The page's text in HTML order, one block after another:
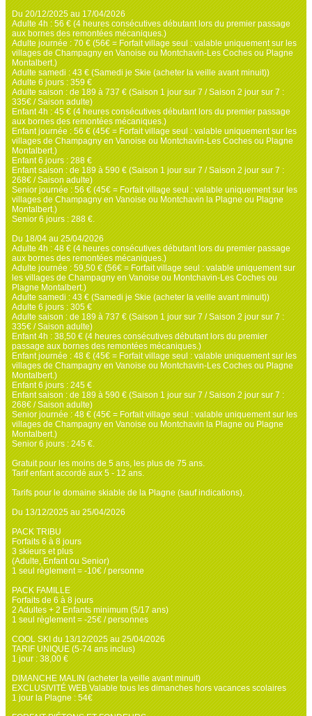
Du 20/12/2025 au 17/04/2026
Adulte 4h : 56 € (4 heures consécutives débutant lors du premier passage
aux bornes des remontées mécaniques.)
Adulte journée : 70 € (56€ = Forfait village seul : valable uniquement sur les
villages de Champagny en Vanoise ou Montchavin-Les Coches ou Plagne
Montalbert.)
Adulte samedi : 43 € (Samedi je Skie (acheter la veille avant minuit))
Adulte 6 jours : 359 €
Adulte saison : de 189 à 737 € (Saison 1 jour sur 7 / Saison 2 jour sur 7 :
335€ / Saison adulte)
Enfant 4h : 45 € (4 heures consécutives débutant lors du premier passage
aux bornes des remontées mécaniques.)
Enfant journée : 56 € (45€ = Forfait village seul : valable uniquement sur les
villages de Champagny en Vanoise ou Montchavin-Les Coches ou Plagne
Montalbert.)
Enfant 6 jours : 288 €
Enfant saison : de 189 à 590 € (Saison 1 jour sur 7 / Saison 2 jour sur 7 :
268€ / Saison adulte)
Senior journée : 56 € (45€ = Forfait village seul : valable uniquement sur les
villages de Champagny en Vanoise ou Montchavin la Plagne ou Plagne
Montalbert.)
Senior 6 jours : 288 €.
Du 18/04 au 25/04/2026
Adulte 4h : 48 € (4 heures consécutives débutant lors du premier passage
aux bornes des remontées mécaniques.)
Adulte journée : 59,50 € (56€ = Forfait village seul : valable uniquement sur
les villages de Champagny en Vanoise ou Montchavin-Les Coches ou
Plagne Montalbert.)
Adulte samedi : 43 € (Samedi je Skie (acheter la veille avant minuit))
Adulte 6 jours : 305 €
Adulte saison : de 189 à 737 € (Saison 1 jour sur 7 / Saison 2 jour sur 7 :
335€ / Saison adulte)
Enfant 4h : 38,50 € (4 heures consécutives débutant lors du premier
passage aux bornes des remontées mécaniques.)
Enfant journée : 48 € (45€ = Forfait village seul : valable uniquement sur les
villages de Champagny en Vanoise ou Montchavin-Les Coches ou Plagne
Montalbert.)
Enfant 6 jours : 245 €
Enfant saison : de 189 à 590 € (Saison 1 jour sur 7 / Saison 2 jour sur 7 :
268€ / Saison adulte)
Senior journée : 48 € (45€ = Forfait village seul : valable uniquement sur les
villages de Champagny en Vanoise ou Montchavin la Plagne ou Plagne
Montalbert.)
Senior 6 jours : 245 €.
Gratuit pour les moins de 5 ans, les plus de 75 ans.
Tarif enfant accordé aux 5 - 12 ans.
Tarifs pour le domaine skiable de la Plagne (sauf indications).
Du 13/12/2025 au 25/04/2026
PACK TRIBU
Forfaits 6 à 8 jours
3 skieurs et plus
(Adulte, Enfant ou Senior)
1 seul règlement = -10€ / personne
PACK FAMILLE
Forfaits de 6 à 8 jours
2 Adultes + 2 Enfants minimum (5/17 ans)
1 seul règlement = -25€ / personnes
COOL SKI du 13/12/2025 au 25/04/2026
TARIF UNIQUE (5-74 ans inclus)
1 jour : 38,00 €
DIMANCHE MALIN (acheter la veille avant minuit)
EXCLUSIVITÉ WEB Valable tous les dimanches hors vacances scolaires
1 jour la Plagne : 54€